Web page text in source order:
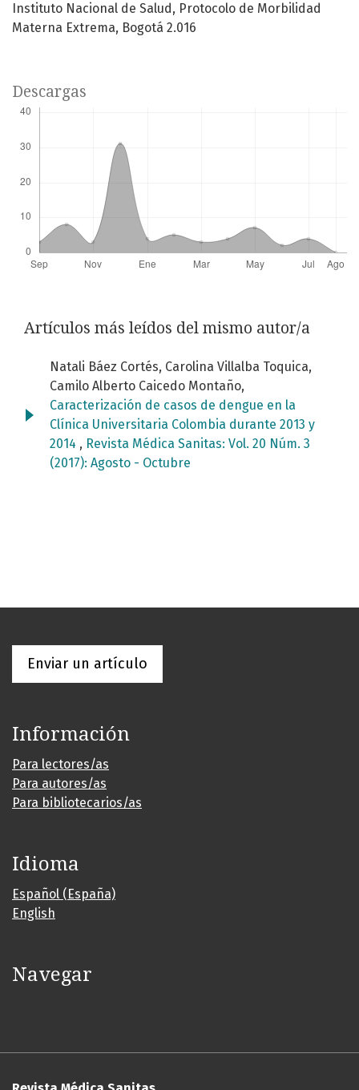
Instituto Nacional de Salud, Protocolo de Morbilidad
Materna Extrema, Bogotá 2.016
Descargas
Artículos más leídos del mismo autor/a
Natali Báez Cortés, Carolina Villalba Toquica,
Camilo Alberto Caicedo Montaño,
Caracterización de casos de dengue en la
Clínica Universitaria Colombia durante 2013 y
2014 , Revista Médica Sanitas: Vol. 20 Núm. 3
(2017): Agosto - Octubre
Enviar un artículo
Información
Para lectores/as
Para autores/as
Para bibliotecarios/as
Idioma
Español (España)
English
Navegar